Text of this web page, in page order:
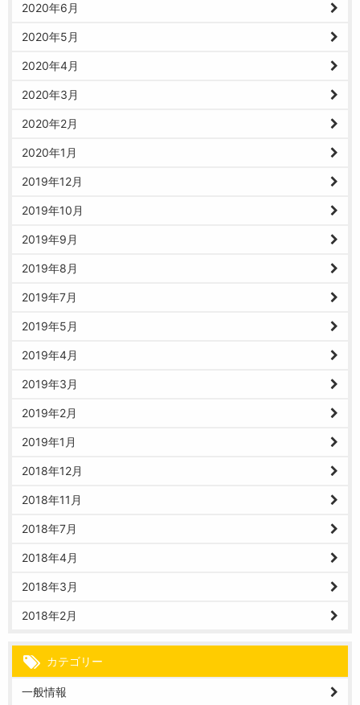
2020年6月
2020年5月
2020年4月
2020年3月
2020年2月
2020年1月
2019年12月
2019年10月
2019年9月
2019年8月
2019年7月
2019年5月
2019年4月
2019年3月
2019年2月
2019年1月
2018年12月
2018年11月
2018年7月
2018年4月
2018年3月
2018年2月
カテゴリー
一般情報